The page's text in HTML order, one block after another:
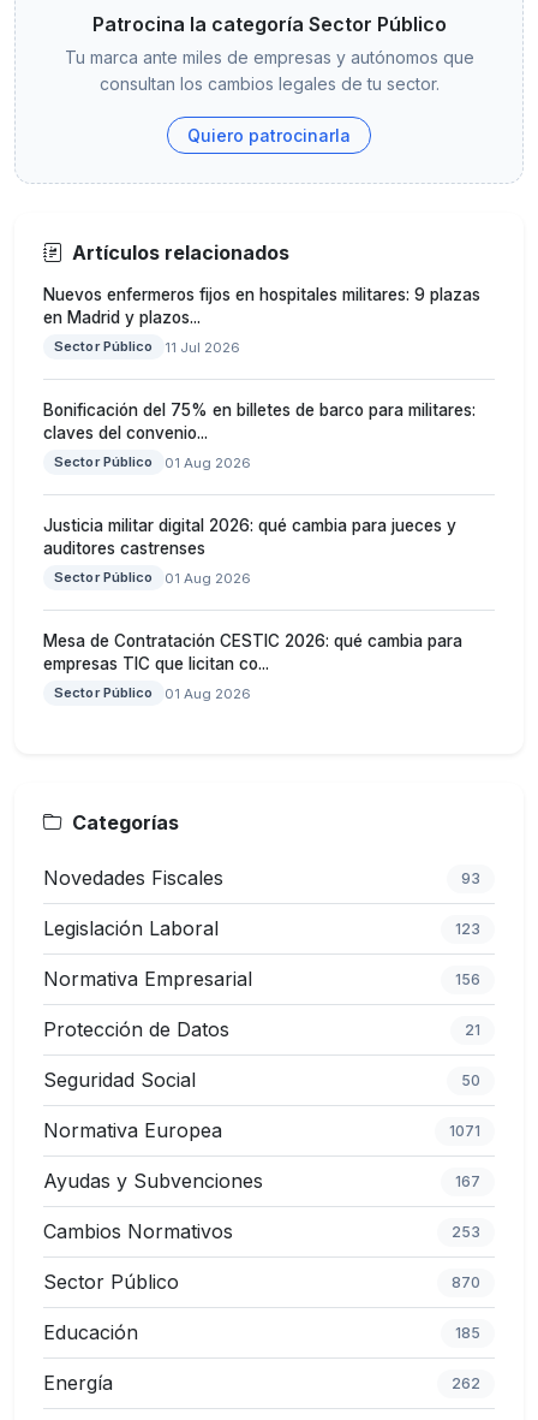
Patrocina la categoría Sector Público
Tu marca ante miles de empresas y autónomos que
consultan los cambios legales de tu sector.
Quiero patrocinarla
Artículos relacionados
Nuevos enfermeros fijos en hospitales militares: 9 plazas
en Madrid y plazos...
Sector Público 11 Jul 2026
Bonificación del 75% en billetes de barco para militares:
claves del convenio...
Sector Público 01 Aug 2026
Justicia militar digital 2026: qué cambia para jueces y
auditores castrenses
Sector Público 01 Aug 2026
Mesa de Contratación CESTIC 2026: qué cambia para
empresas TIC que licitan co...
Sector Público 01 Aug 2026
Categorías
Novedades Fiscales 93
Legislación Laboral 123
Normativa Empresarial 156
Protección de Datos 21
Seguridad Social 50
Normativa Europea 1071
Ayudas y Subvenciones 167
Cambios Normativos 253
Sector Público 870
Educación 185
Energía 262